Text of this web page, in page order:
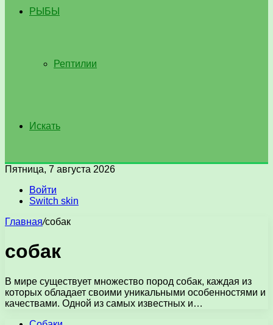
РЫБЫ
Рептилии
Искать
Пятница, 7 августа 2026
Войти
Switch skin
Главная/собак
собак
В мире существует множество пород собак, каждая из
которых обладает своими уникальными особенностями и
качествами. Одной из самых известных и…